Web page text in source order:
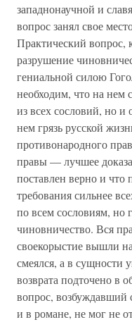
западнонаучной и
вопрос занял свое
Практический вопрос,
разрушение
гениальной силою
необходим, что на нем
из всех сословий, но
нем грязь русской
противонародного
правы — лучшее
поставлен верно и что
требования сильнее
по всем сословиям, но
чиновничество. Вся
своекорыстие вышли
смеялся, а в сущности
возврата подточено в
вопрос, возбуждавший
и в романе, не мог не